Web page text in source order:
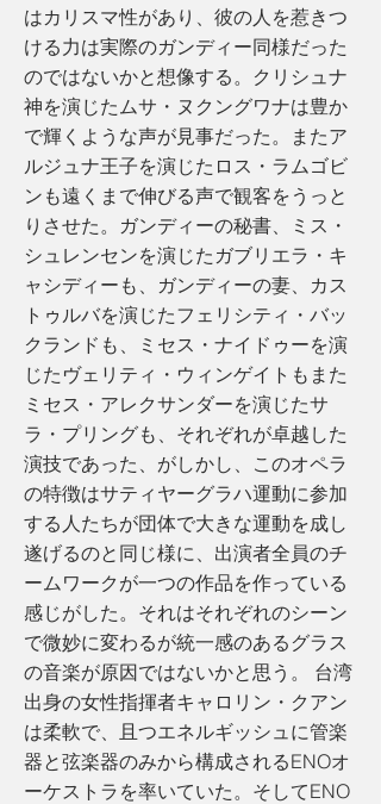
はカリスマ性があり、彼の人を惹きつ
ける力は実際のガンディー同様だった
のではないかと想像する。クリシュナ
神を演じたムサ・ヌクングワナは豊か
で輝くような声が見事だった。またア
ルジュナ王子を演じたロス・ラムゴビ
ンも遠くまで伸びる声で観客をうっと
りさせた。ガンディーの秘書、ミス・
シュレンセンを演じたガブリエラ・キ
ャシディーも、ガンディーの妻、カス
トゥルバを演じたフェリシティ・バッ
クランドも、ミセス・ナイドゥーを演
じたヴェリティ・ウィンゲイトもまた
ミセス・アレクサンダーを演じたサ
ラ・プリングも、それぞれが卓越した
演技であった、がしかし、このオペラ
の特徴はサティヤーグラハ運動に参加
する人たちが団体で大きな運動を成し
遂げるのと同じ様に、出演者全員のチ
ームワークが一つの作品を作っている
感じがした。それはそれぞれのシーン
で微妙に変わるが統一感のあるグラス
の音楽が原因ではないかと思う。 台湾
出身の女性指揮者キャロリン・クアン
は柔軟で、且つエネルギッシュに管楽
器と弦楽器のみから構成されるENOオ
ーケストラを率いていた。そしてENO